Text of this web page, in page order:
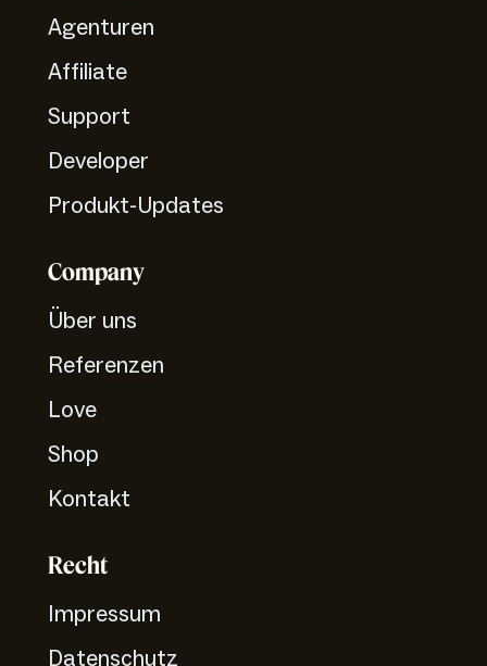
Agenturen
Affiliate
Support
Developer
Produkt-Updates
Company
Über uns
Referenzen
Love
Shop
Kontakt
Recht
Impressum
Datenschutz